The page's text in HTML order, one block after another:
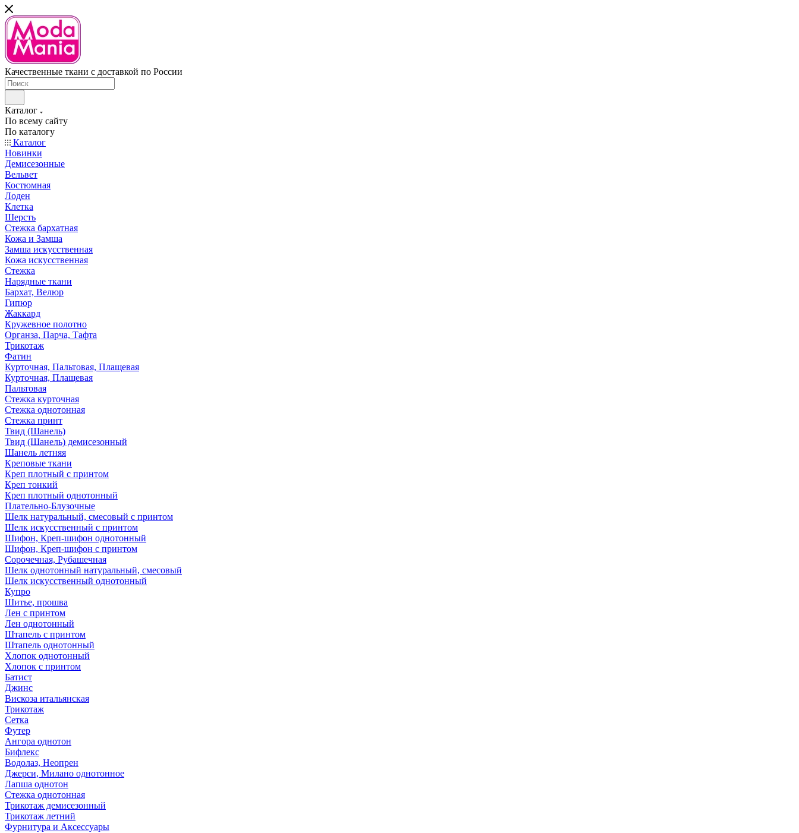
Качественные ткани с доставкой по России
Каталог
По всему сайту
По каталогу
Каталог
Новинки
Демисезонные
Вельвет
Костюмная
Лоден
Клетка
Шерсть
Стежка бархатная
Кожа и Замша
Замша искусственная
Кожа искусственная
Стежка
Нарядные ткани
Бархат, Велюр
Гипюр
Жаккард
Кружевное полотно
Органза, Парча, Тафта
Трикотаж
Фатин
Курточная, Пальтовая, Плащевая
Курточная, Плащевая
Пальтовая
Стежка курточная
Стежка однотонная
Стежка принт
Твид (Шанель)
Твид (Шанель) демисезонный
Шанель летняя
Креповые ткани
Креп плотный с принтом
Креп тонкий
Креп плотный однотонный
Плательно-Блузочные
Шелк натуральный, смесовый с принтом
Шелк искусственный с принтом
Шифон, Креп-шифон однотонный
Шифон, Креп-шифон с принтом
Сорочечная, Рубашечная
Шелк однотонный натуральный, смесовый
Шелк искусственный однотонный
Купро
Шитье, прошва
Лен с принтом
Лен однотонный
Штапель с принтом
Штапель однотонный
Хлопок однотонный
Хлопок с принтом
Батист
Джинс
Вискоза итальянская
Трикотаж
Сетка
Футер
Ангора однотон
Бифлекс
Водолаз, Неопрен
Джерси, Милано однотонное
Лапша однотон
Стежка однотонная
Трикотаж демисезонный
Трикотаж летний
Фурнитура и Аксессуары